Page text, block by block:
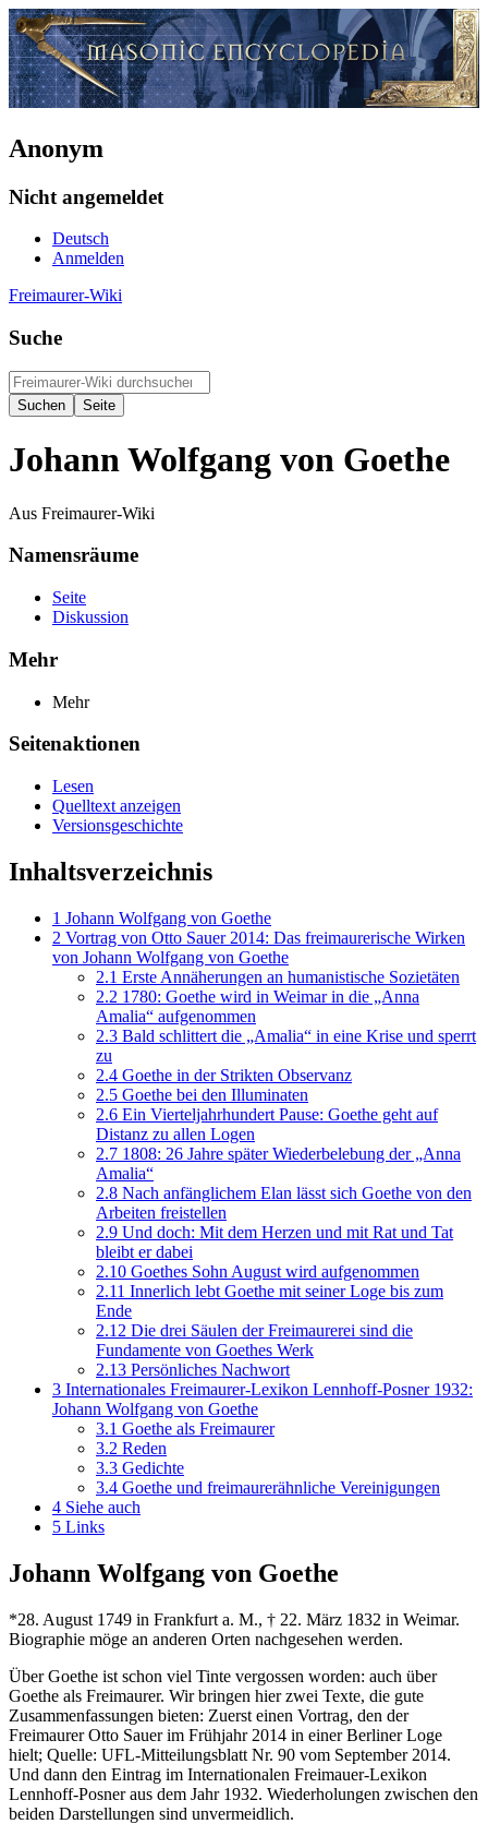
Anonym
Nicht angemeldet
Deutsch
Anmelden
Freimaurer-Wiki
Suche
Johann Wolfgang von Goethe
Aus Freimaurer-Wiki
Namensräume
Seite
Diskussion
Mehr
Mehr
Seitenaktionen
Lesen
Quelltext anzeigen
Versionsgeschichte
Inhaltsverzeichnis
1 Johann Wolfgang von Goethe
2 Vortrag von Otto Sauer 2014: Das freimaurerische Wirken
von Johann Wolfgang von Goethe
2.1 Erste Annäherungen an humanistische Sozietäten
2.2 1780: Goethe wird in Weimar in die „Anna
Amalia“ aufgenommen
2.3 Bald schlittert die „Amalia“ in eine Krise und sperrt
zu
2.4 Goethe in der Strikten Observanz
2.5 Goethe bei den Illuminaten
2.6 Ein Vierteljahrhundert Pause: Goethe geht auf
Distanz zu allen Logen
2.7 1808: 26 Jahre später Wiederbelebung der „Anna
Amalia“
2.8 Nach anfänglichem Elan lässt sich Goethe von den
Arbeiten freistellen
2.9 Und doch: Mit dem Herzen und mit Rat und Tat
bleibt er dabei
2.10 Goethes Sohn August wird aufgenommen
2.11 Innerlich lebt Goethe mit seiner Loge bis zum
Ende
2.12 Die drei Säulen der Freimaurerei sind die
Fundamente von Goethes Werk
2.13 Persönliches Nachwort
3 Internationales Freimaurer-Lexikon Lennhoff-Posner 1932:
Johann Wolfgang von Goethe
3.1 Goethe als Freimaurer
3.2 Reden
3.3 Gedichte
3.4 Goethe und freimaurerähnliche Vereinigungen
4 Siehe auch
5 Links
Johann Wolfgang von Goethe
*28. August 1749 in Frankfurt a. M., † 22. März 1832 in Weimar.
Biographie möge an anderen Orten nachgesehen werden.
Über Goethe ist schon viel Tinte vergossen worden: auch über
Goethe als Freimaurer. Wir bringen hier zwei Texte, die gute
Zusammenfassungen bieten: Zuerst einen Vortrag, den der
Freimaurer Otto Sauer im Frühjahr 2014 in einer Berliner Loge
hielt; Quelle: UFL-Mitteilungsblatt Nr. 90 vom September 2014.
Und dann den Eintrag im Internationalen Freimauer-Lexikon
Lennhoff-Posner aus dem Jahr 1932. Wiederholungen zwischen den
beiden Darstellungen sind unvermeidlich.